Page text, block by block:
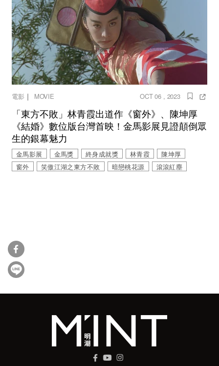
電影 ｜ MOVIE OCT 06 , 2023
「東方不敗」林青霞出道作《窗外》、陳坤厚
《結婚》數位版台灣首映！金馬影展見證顛倒眾
生的銀幕魅力
金馬影展 金馬獎 終身成就獎 林青霞
陳坤厚
窗外
笑傲江湖之東方不敗 暗戀桃花源 滾滾紅塵